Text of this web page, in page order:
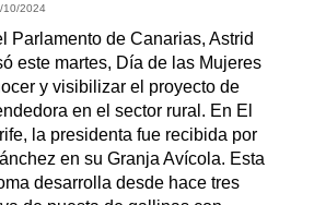
10/2024
Parlamento de Canarias, Astrid
este martes, Día de las Mujeres
y visibilizar el proyecto de
en el sector rural. En El
la presidenta fue recibida por
en su Granja Avícola. Esta
desarrolla desde hace tres